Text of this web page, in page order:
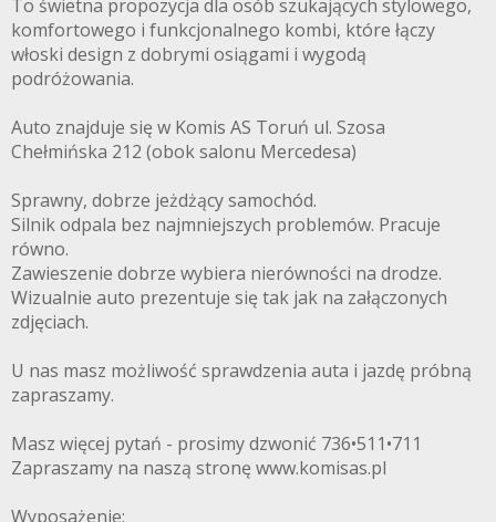
To świetna propozycja dla osób szukających stylowego,
komfortowego i funkcjonalnego kombi, które łączy
włoski design z dobrymi osiągami i wygodą
podróżowania.
Auto znajduje się w Komis AS Toruń ul. Szosa
Chełmińska 212 (obok salonu Mercedesa)
Sprawny, dobrze jeżdżący samochód.
Silnik odpala bez najmniejszych problemów. Pracuje
równo.
Zawieszenie dobrze wybiera nierówności na drodze.
Wizualnie auto prezentuje się tak jak na załączonych
zdjęciach.
U nas masz możliwość sprawdzenia auta i jazdę próbną
zapraszamy.
Masz więcej pytań - prosimy dzwonić 736•511•711
Zapraszamy na naszą stronę www.komisas.pl
Wyposażenie: